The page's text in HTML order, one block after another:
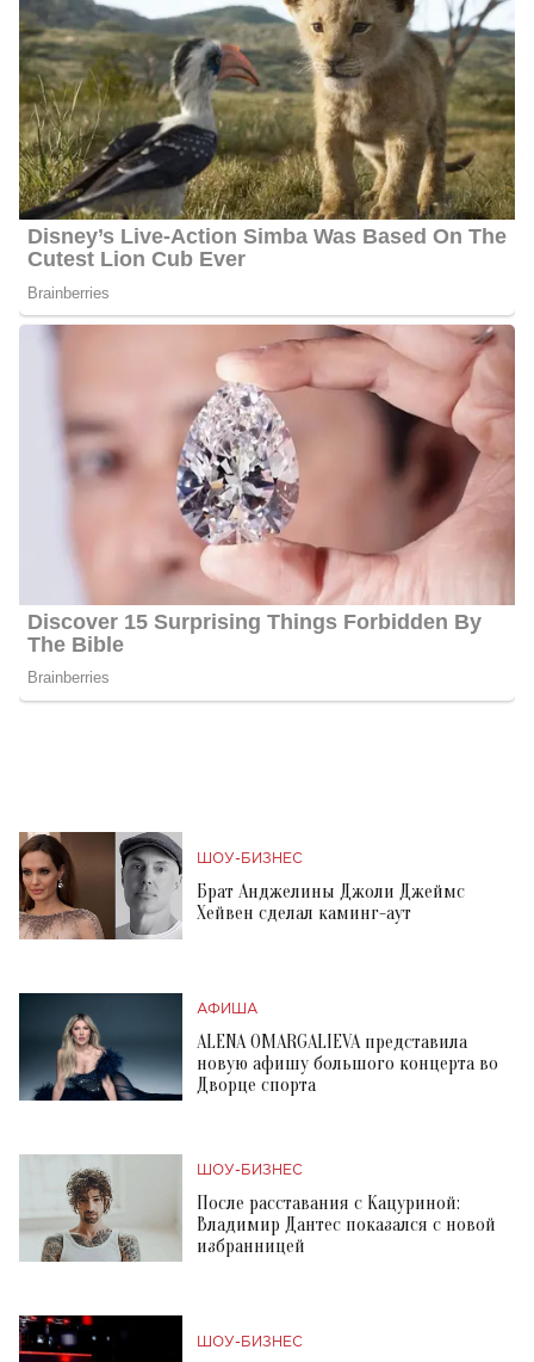
ШОУ-БИЗНЕС
Брат Анджелины Джоли Джеймс
Хейвен сделал каминг-аут
АФИША
ALENA OMARGALIEVA представила
новую афишу большого концерта во
Дворце спорта
ШОУ-БИЗНЕС
После расставания с Кацуриной:
Владимир Дантес показался с новой
избранницей
ШОУ-БИЗНЕС